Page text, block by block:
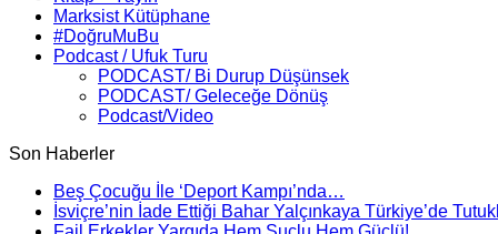
Marksist Kütüphane
#DoğruMuBu
Podcast / Ufuk Turu
PODCAST/ Bi Durup Düşünsek
PODCAST/ Geleceğe Dönüş
Podcast/Video
Son Haberler
Beş Çocuğu İle ‘Deport Kampı’nda…
İsviçre’nin İade Ettiği Bahar Yalçınkaya Türkiye’de